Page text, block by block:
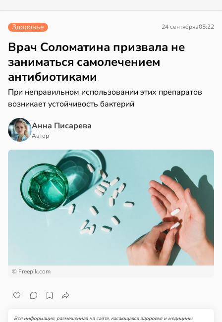
Здоровье 24 сентябряв05:22
Врач Соломатина призвала не
заниматься самолечением
антибиотиками
При неправильном использовании этих препаратов
возникает устойчивость бактерий
Анна Писарева
Автор
© Freepik.com
Вся информация, размещенная на сайте, касающаяся здоровья и медицины,